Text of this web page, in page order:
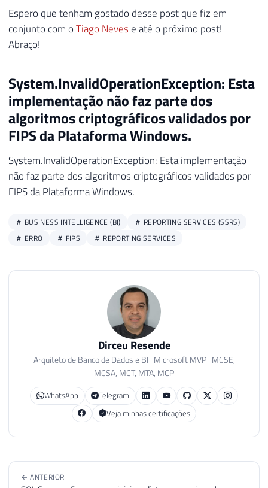
Espero que tenham gostado desse post que fiz em
conjunto com oTiago Neves e até o próximo post!
Abraço!
System.InvalidOperationException: Esta
implementação não faz parte dos
algoritmos criptográficos validados por
FIPS da Plataforma Windows.
System.InvalidOperationException: Esta implementação
não faz parte dos algoritmos criptográficos validados por
FIPS da Plataforma Windows.
BUSINESS INTELLIGENCE (BI)
REPORTING SERVICES (SSRS)
ERRO
FIPS REPORTING SERVICES
Dirceu Resende
Arquiteto de Banco de Dados e BI · Microsoft MVP · MCSE,
MCSA, MCT, MTA, MCP
WhatsApp
Telegram
Veja minhas certificações
← ANTERIOR